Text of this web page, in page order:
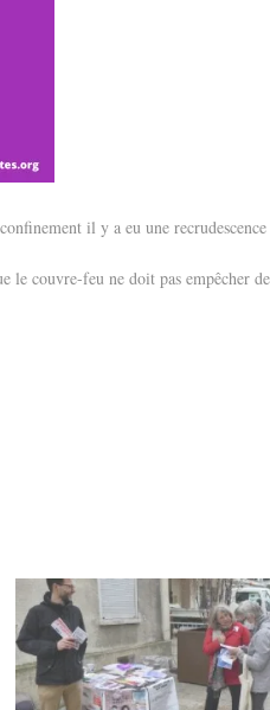
il y a eu une
le couvre-feu ne doit pas empêcher